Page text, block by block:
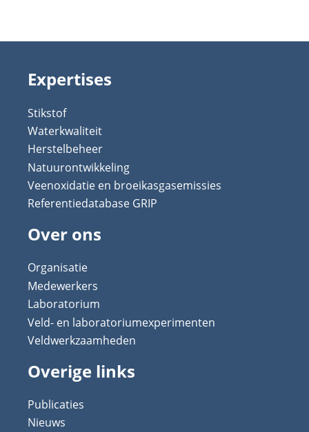
Expertises
Stikstof
Waterkwaliteit
Herstelbeheer
Natuurontwikkeling
Veenoxidatie en broeikasgasemissies
Referentiedatabase GRIP
Over ons
Organisatie
Medewerkers
Laboratorium
Veld- en laboratoriumexperimenten
Veldwerkzaamheden
Overige links
Publicaties
Nieuws